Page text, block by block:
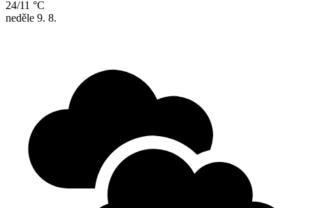
24/11 °C
neděle 9. 8.